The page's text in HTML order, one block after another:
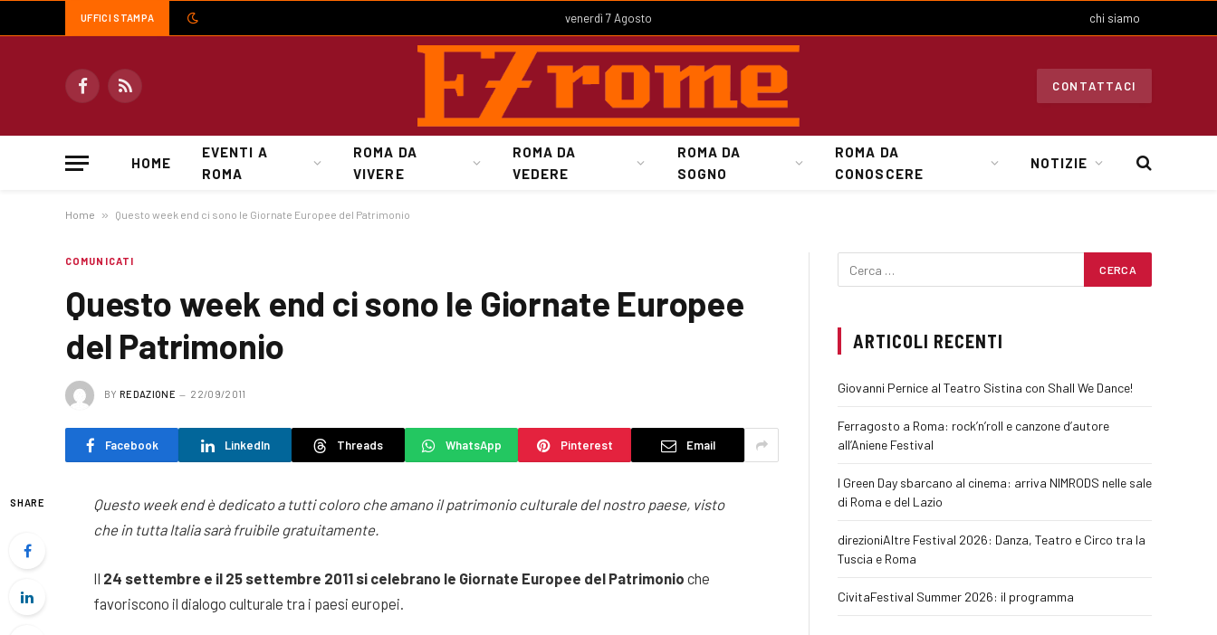
UFFICI STAMPA venerdì 7 Agosto chi siamo
FacebookRSS
CONTATTACI
HOME
EVENTI A
ROMA
ROMA DA
VIVERE
ROMA DA
VEDERE
ROMA DA
SOGNO
ROMA DA
CONOSCERE
NOTIZIE
Home » Questo week end ci sono le Giornate Europee del Patrimonio
COMUNICATI
Questo week end ci sono le Giornate Europee
del Patrimonio
BY REDAZIONE 22/09/2011
Facebook LinkedIn Threads WhatsApp Pinterest Email
SHARE
Questo week end è dedicato a tutti coloro che amano il patrimonio culturale del nostro paese, visto
che in tutta Italia sarà fruibile gratuitamente.
Il 24 settembre e il 25 settembre 2011 si celebrano le Giornate Europee del Patrimonio che
favoriscono il dialogo culturale tra i paesi europei.
ARTICOLI RECENTI
Giovanni Pernice al Teatro Sistina con Shall We Dance!
Ferragosto a Roma: rock’n’roll e canzone d’autore
all’Aniene Festival
I Green Day sbarcano al cinema: arriva NIMRODS nelle sale
di Roma e del Lazio
direzioniAltre Festival 2026: Danza, Teatro e Circo tra la
Tuscia e Roma
CivitaFestival Summer 2026: il programma